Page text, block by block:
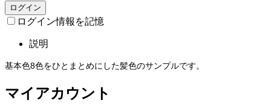
ログイン
ログイン情報を記憶
説明
基本色8色をひとまとめにした髪色のサンプルです。
マイアカウント